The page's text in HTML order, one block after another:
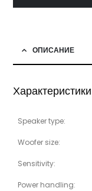
ОПИСАНИЕ
Характеристики
Speaker type:
Woofer size:
Sensitivity:
Power handling: